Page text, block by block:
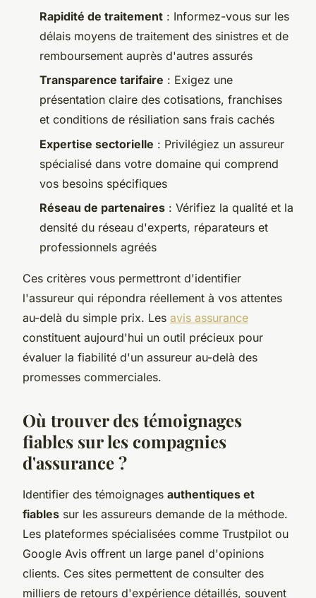
Rapidité de traitement : Informez-vous sur les
délais moyens de traitement des sinistres et de
remboursement auprès d'autres assurés
Transparence tarifaire : Exigez une
présentation claire des cotisations, franchises
et conditions de résiliation sans frais cachés
Expertise sectorielle : Privilégiez un assureur
spécialisé dans votre domaine qui comprend
vos besoins spécifiques
Réseau de partenaires : Vérifiez la qualité et la
densité du réseau d'experts, réparateurs et
professionnels agréés
Ces critères vous permettront d'identifier
l'assureur qui répondra réellement à vos attentes
au-delà du simple prix. Les avis assurance
constituent aujourd'hui un outil précieux pour
évaluer la fiabilité d'un assureur au-delà des
promesses commerciales.
Où trouver des témoignages
fiables sur les compagnies
d'assurance ?
Identifier des témoignages authentiques et
fiables sur les assureurs demande de la méthode.
Les plateformes spécialisées comme Trustpilot ou
Google Avis offrent un large panel d'opinions
clients. Ces sites permettent de consulter des
milliers de retours d'expérience détaillés, souvent